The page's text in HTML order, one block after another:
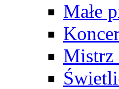
Małe
Mistrz